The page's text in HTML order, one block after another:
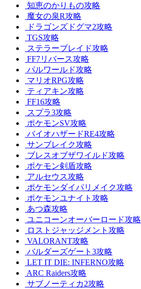
知恵のかりもの攻略
魔女の泉R攻略
ドラゴンズドグマ2攻略
TGS攻略
ステラーブレイド攻略
FF7リバース攻略
パルワールド攻略
マリオRPG攻略
ティアキン攻略
FF16攻略
スプラ3攻略
ポケモンSV攻略
バイオハザードRE4攻略
サンブレイク攻略
ブレスオブザワイルド攻略
ポケモン剣盾攻略
アルセウス攻略
ポケモンダイパリメイク攻略
ポケモンユナイト攻略
あつ森攻略
ユニコーンオーバーロード攻略
ロストジャッジメント攻略
VALORANT攻略
バルダーズゲート3攻略
LET IT DIE: INFERNO攻略
ARC Raiders攻略
サブノーティカ2攻略